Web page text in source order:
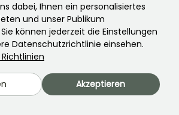
dabei, Ihnen ein personalisiertes
und unser Publikum
können jederzeit die Einstellungen
Datenschutzrichtlinie einsehen.
Akzeptieren
DIENSTLEISTUNGEN
Bestellungen
Lieferbedingungen und